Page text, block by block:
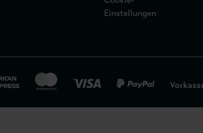
Einstellungen